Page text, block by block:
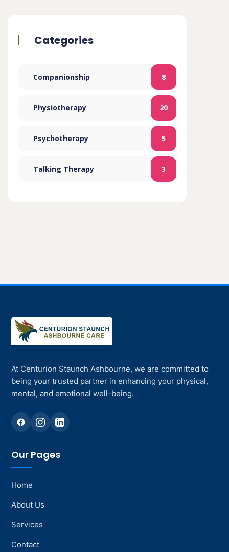
Categories
Companionship 8
Physiotherapy 20
Psychotherapy 5
Talking Therapy 3
At Centurion Staunch Ashbourne, we are committed to
being your trusted partner in enhancing your physical,
mental, and emotional well-being.
Our Pages
Home
About Us
Services
Contact